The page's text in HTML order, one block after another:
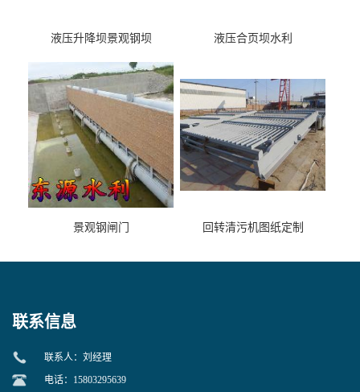
液压升降坝景观钢坝 液压合页坝水利
景观钢闸门 回转清污机图纸定制
联系信息
联系人：刘经理
电话：15803295639